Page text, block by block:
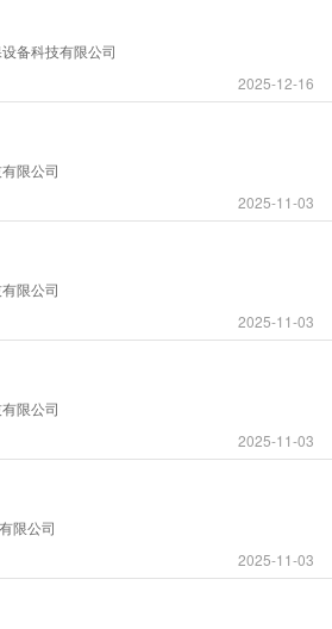
备科技有限公司
2025-12-16
限公司
2025-11-03
限公司
2025-11-03
限公司
2025-11-03
限公司
2025-11-03